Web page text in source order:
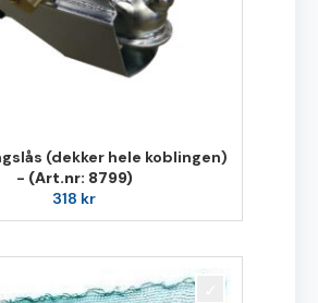
(dekker hele koblingen)
- (Art.nr: 8799)
318 kr